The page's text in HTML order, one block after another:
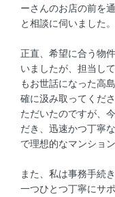
ーさんのお店の前を
と相談に伺いました。
正直、希望に合う物
いましたが、担当し
もお世話になった高
確に汲み取ってくだ
ただいたのですが、
だき、迅速かつ丁寧
で理想的なマンショ
また、私は事務手続
一つひとつ丁寧にサ